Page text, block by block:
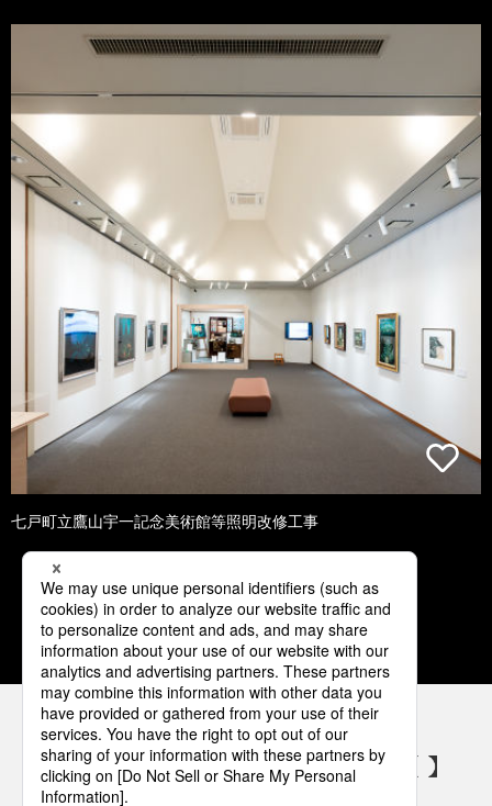
七戸町立鷹山宇一記念美術館等照明改修工事
1 2 3 4 5
パナソニックの電気設備 SNSアカウント